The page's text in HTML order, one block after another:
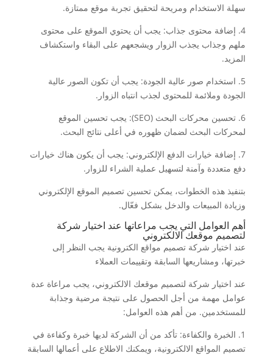
سهلة الاستخدام ومريحة لتحقيق تجربة موقع ممتازة.
4. إضافة محتوى جذاب: يجب أن يحتوي الموقع على محتوى
ملهم وجذاب يجذب الزوار ويشجعهم على البقاء واستكشاف
المزيد.
5. استخدام صور عالية الجودة: يجب أن تكون الصور عالية
الجودة وملائمة للمحتوى لجذب انتباه الزوار.
6. تحسين محركات البحث (SEO): يجب تحسين الموقع
لمحركات البحث لضمان ظهوره في أعلى نتائج البحث.
7. إضافة خيارات الدفع الإلكتروني: يجب أن يكون هناك خيارات
دفع متعددة وآمنة لتسهيل عملية الشراء للزوار.
بتنفيذ هذه الخطوات، يمكن تحسين تصميم الموقع الإلكتروني
وزيادة المبيعات والدخل بشكل فعّال.
أهم العوامل التي يجب مراعاتها عند اختيار شركة
لتصميم موقعك الالكتروني
عند اختيار شركة تصميم مواقع الكترونية يجب النظر إلى
خبرتها، ومشاريعها السابقة وتقييمات العملاء
عند اختيار شركة لتصميم موقعك الالكتروني، يجب مراعاة عدة
عوامل مهمة من أجل الحصول على نتيجة مرضية وجذابة
للمستخدمين. من أهم هذه العوامل:
1. الخبرة والكفاءة: تأكد من أن الشركة لديها خبرة وكفاءة في
تصميم المواقع الالكترونية، ويمكنك الاطلاع على أعمالها السابقة